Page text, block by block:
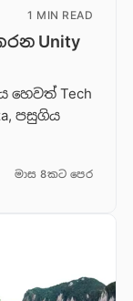
1 MIN READ
Unity
හෙවත් Tech
පසුගිය
මාස 8කට පෙර